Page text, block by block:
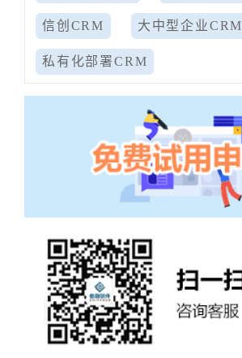
信创CRM 大中型企业CRM
私有化部署CRM